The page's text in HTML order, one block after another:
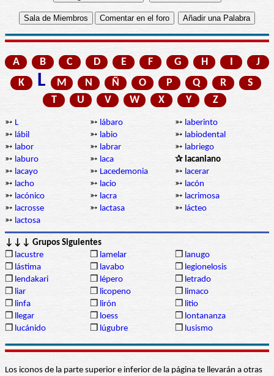
A B C D E F G H I
J
K
L M N Ñ O P Q R
S
T
U V W X Y Z
➳ L ➳ lábaro ➳ laberinto
➳ lábil ➳ labio ➳ labiodental
➳ labor ➳ labrar ➳ labriego
➳ laburo ➳ laca
✰ lacaniano
➳ lacayo ➳ Lacedemonia ➳ lacerar
➳ lacho ➳ lacio ➳ lacón
➳ lacónico ➳ lacra ➳ lacrimosa
➳ lacrosse ➳ lactasa ➳ lácteo
➳ lactosa
↓↓↓ Grupos Siguientes
❒ lacustre ❒ lamelar ❒ lanugo
❒ lástima ❒ lavabo ❒ legionelosis
❒ lendakari ❒ lépero ❒ letrado
❒ liar ❒ licopeno ❒ limaco
❒ linfa ❒ lirón ❒ litio
❒ llegar ❒ loess ❒ lontananza
❒ lucánido ❒ lúgubre ❒ lusismo
Los iconos de la parte superior e inferior de la página te llevarán a otras